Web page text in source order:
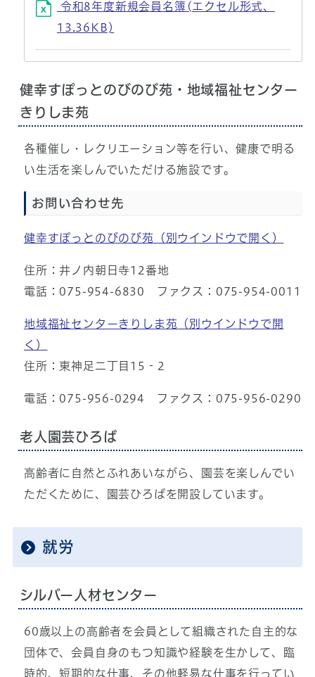
令和8年度新規会員名簿(エクセル形式、
13.36KB)
健幸すぽっとのびのび苑・地域福祉センター
きりしま苑
各種催し・レクリエーション等を行い、健康で明る
い生活を楽しんでいただける施設です。
お問い合わせ先
健幸すぽっとのびのび苑 （別ウインドウで開く）
住所：井ノ内朝日寺12番地
電話：075-954-6830 ファクス：075-954-0011
地域福祉センターきりしま苑 （別ウインドウで開
く）
住所：東神足二丁目15‐2
電話：075-956-0294 ファクス：075-956-0290
老人園芸ひろば
高齢者に自然とふれあいながら、園芸を楽しんでい
ただくために、園芸ひろばを開設しています。
就労
シルバー人材センター
60歳以上の高齢者を会員として組織された自主的な
団体で、会員自身のもつ知識や経験を生かして、臨
時的、短期的な仕事、その他軽易な仕事を行ってい